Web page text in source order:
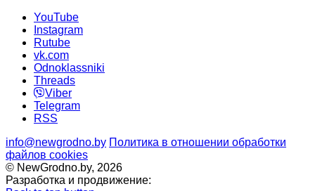
YouTube
Instagram
Rutube
vk.com
Odnoklassniki
Threads
Viber
Telegram
RSS
info@newgrodno.by Политика в отношении обработки
файлов cookies
© NewGrodno.by, 2026
Разработка и продвижение: